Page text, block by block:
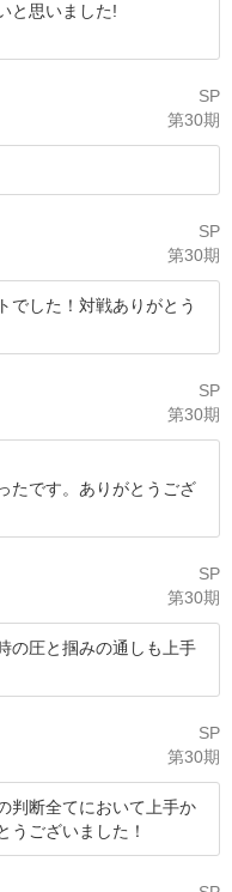
と思いました!
SP
第30期
SP
第30期
でした！対戦ありがとう
SP
第30期
たです。ありがとうござ
SP
第30期
の圧と掴みの通しも上手
SP
第30期
判断全てにおいて上手か
うございました！